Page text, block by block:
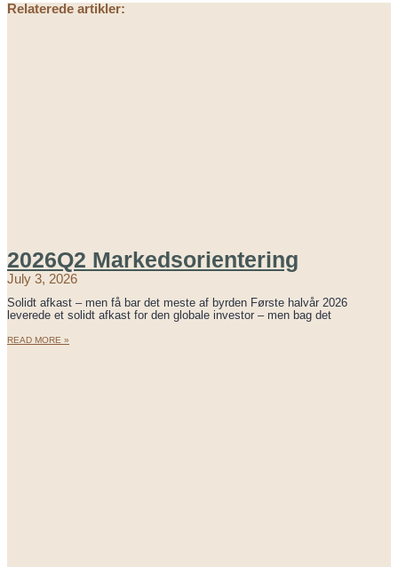
Relaterede artikler:
2026Q2 Markedsorientering
July 3, 2026
Solidt afkast – men få bar det meste af byrden Første halvår 2026
leverede et solidt afkast for den globale investor – men bag det
READ MORE »